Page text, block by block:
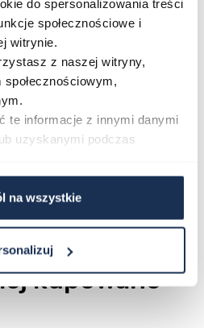
do spersonalizowania treści
społecznościowe i
witrynie.
z naszej witryny,
te informacje z innymi danymi
uzyskanymi podczas
na wszystkie
kupowane